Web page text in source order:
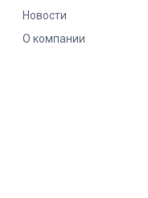
Новости
О компании